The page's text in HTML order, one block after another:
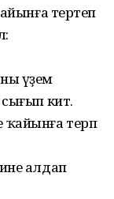
терәтеп
үҙем
китә.
терәп
алдап